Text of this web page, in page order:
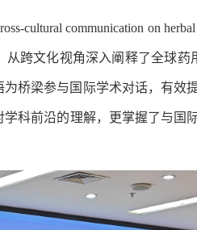
cultural communication on
从跨文化视角深入阐释了全球
桥梁参与国际学术对话，有效
科前沿的理解，更掌握了与国